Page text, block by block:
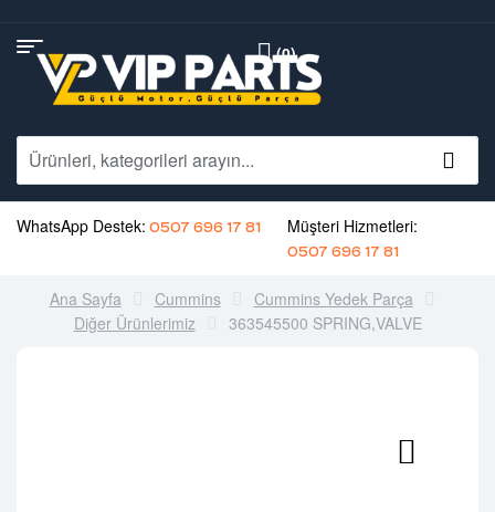
(0)
WhatsApp Destek: 0507 696 17 81 Müşteri Hizmetleri:
0507 696 17 81
Ana Sayfa Cummins
Cummins Yedek Parça
Diğer Ürünlerimiz
363545500 SPRING,VALVE